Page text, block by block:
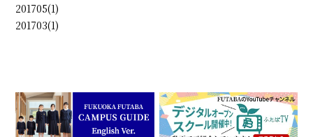
201705(1)
201703(1)